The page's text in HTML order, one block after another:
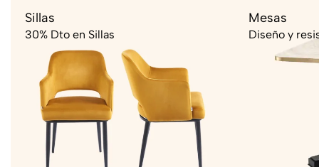
Sillas
30% Dto en Sillas
Mesas
Diseño y